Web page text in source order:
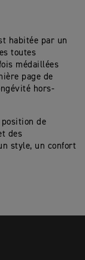
habitée par un
toutes
médaillées
page de
hors-
de
des
style, un confort